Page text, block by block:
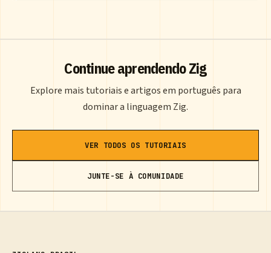
Continue aprendendo Zig
Explore mais tutoriais e artigos em português para
dominar a linguagem Zig.
VER TODOS OS TUTORIAIS
JUNTE-SE À COMUNIDADE